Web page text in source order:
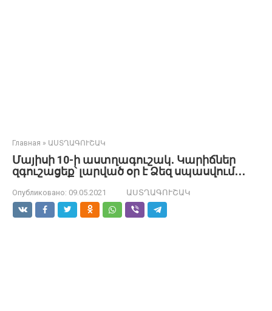
Главная » ԱՍՏՂԱԳՈՒՇԱԿ
Մայիսի 10-ի աստղագուշակ․ Կարիճներ
զգուշացեք՝ լարված օր է Ձեզ սպասվում․․․
Опубликовано: 09.05.2021 ԱՍՏՂԱԳՈՒՇԱԿ